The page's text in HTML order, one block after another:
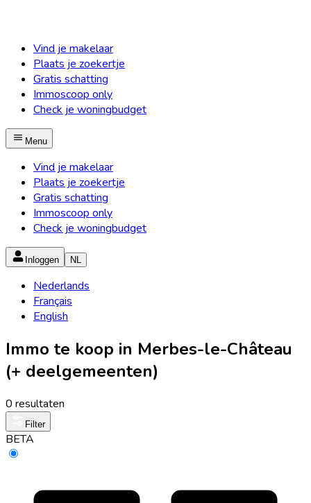
Vind je makelaar
Plaats je zoekertje
Gratis schatting
Immoscoop only
Check je woningbudget
Menu
Vind je makelaar
Plaats je zoekertje
Gratis schatting
Immoscoop only
Check je woningbudget
Inloggen NL
Nederlands
Français
English
Immo te koop in Merbes-le-Château
(+ deelgemeenten)
0 resultaten
Filter
BETA